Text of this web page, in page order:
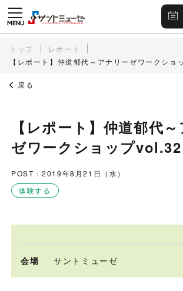
トップ
レポート
【レポート】仲道郁代～アナリーゼワークショ
戻る
【レポート】仲道郁代
ゼワークショップvol.32
POST：2019年8月21日（水）
体験する
会場 サントミューゼ